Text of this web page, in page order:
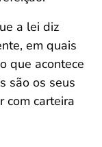
a lei diz
em quais
que acontece
são os seus
com carteira